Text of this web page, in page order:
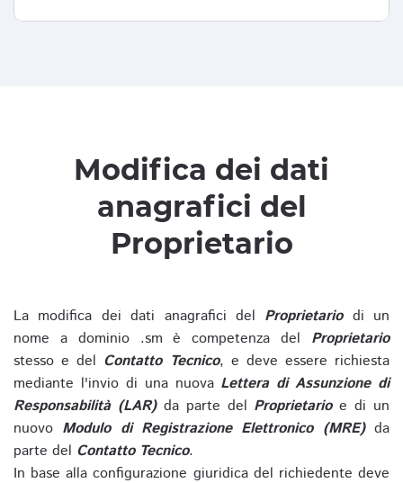
Modifica dei dati
anagrafici del
Proprietario
La modifica dei dati anagrafici del Proprietariodi un
nome a dominio .sm è competenza del Proprietario
stesso e del Contatto Tecnico, e deve essere richiesta
mediante l'invio di una nuova Lettera di Assunzione di
Responsabilità (LAR)da parte del Proprietarioe di un
nuovo Modulo di Registrazione Elettronico (MRE)da
parte del Contatto Tecnico.
In base alla configurazione giuridica del richiedente deve